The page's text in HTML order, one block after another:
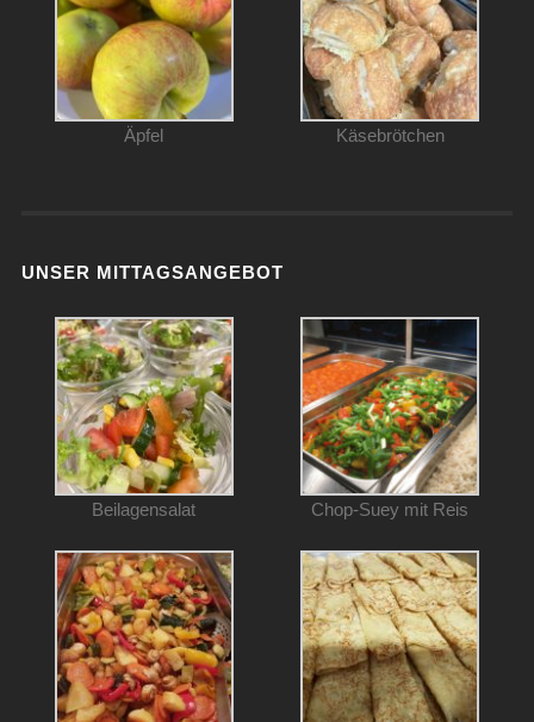
Äpfel Käsebrötchen
UNSER MITTAGSANGEBOT
Beilagensalat Chop-Suey mit Reis